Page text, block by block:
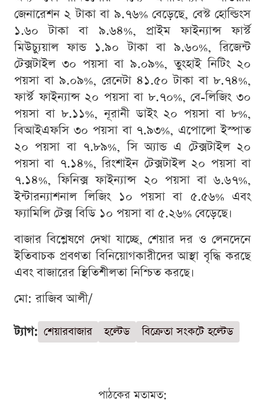
জেনারেশন ২ টাকা বা ৯.৭৬% বেড়েছে, বেস্ট হোল্ডিংস
১.৬০ টাকা বা ৯.৬৪%, প্রাইম ফাইন্যান্স ফার্স্ট
মিউচ্যুয়াল ফান্ড ১.৯০ টাকা বা ৯.৬০%, রিজেন্ট
টেক্সটাইল ৩০ পয়সা বা ৯.০৯%, তুংহাই নিটিং ২০
পয়সা বা ৯.০৯%, রেনেটা ৪১.৫০ টাকা বা ৮.৭৪%,
ফার্স্ট ফাইন্যান্স ২০ পয়সা বা ৮.৭০%, বে-লিজিং ৩০
পয়সা বা ৮.১১%, নূরানী ডাইং ২০ পয়সা বা ৮%,
বিআইএফসি ৩০ পয়সা বা ৭.৯৩%, এপোলো ইস্পাত
২০ পয়সা বা ৭.৮৯%, সি অ্যান্ড এ টেক্সটাইল ২০
পয়সা বা ৭.১৪%, রিংশাইন টেক্সটাইল ২০ পয়সা বা
৭.১৪%, ফিনিক্স ফাইন্যান্স ২০ পয়সা বা ৬.৬৭%,
ইন্টারন্যাশনাল লিজিং ১০ পয়সা বা ৫.৫৬% এবং
ফ্যামিলি টেক্স বিডি ১০ পয়সা বা ৫.২৬% বেড়েছে।
বাজার বিশ্লেষণে দেখা যাচ্ছে, শেয়ার দর ও লেনদেনে
ইতিবাচক প্রবণতা বিনিয়োগকারীদের আস্থা বৃদ্ধি করছে
এবং বাজারের স্থিতিশীলতা নিশ্চিত করছে।
মো: রাজিব আলী/
ট্যাগ: শেয়ারবাজার হল্টেড বিক্রেতা সংকটে হল্টেড
পাঠকের মতামত: